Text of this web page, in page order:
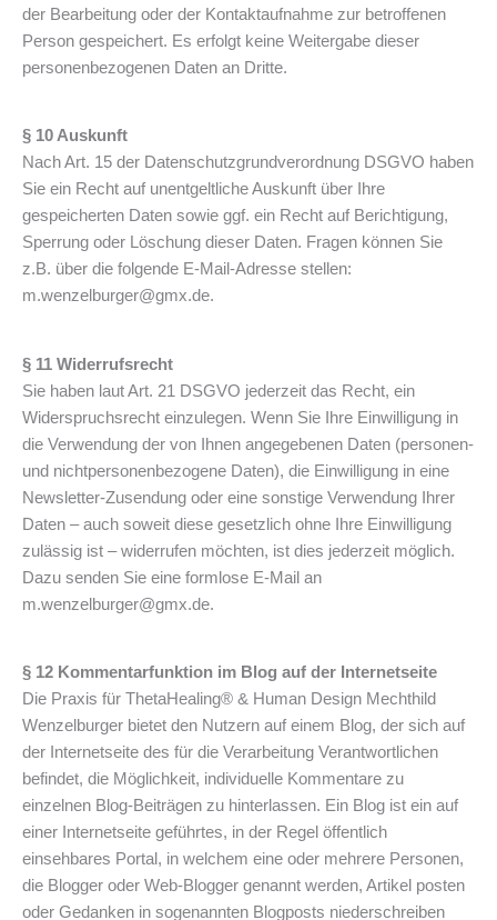
der Bearbeitung oder der Kontaktaufnahme zur betroffenen
Person gespeichert. Es erfolgt keine Weitergabe dieser
personenbezogenen Daten an Dritte.
§ 10 Auskunft
Nach Art. 15 der Datenschutzgrundverordnung DSGVO haben
Sie ein Recht auf unentgeltliche Auskunft über Ihre
gespeicherten Daten sowie ggf. ein Recht auf Berichtigung,
Sperrung oder Löschung dieser Daten. Fragen können Sie
z.B. über die folgende E-Mail-Adresse stellen:
m.wenzelburger@gmx.de.
§ 11 Widerrufsrecht
Sie haben laut Art. 21 DSGVO jederzeit das Recht, ein
Widerspruchsrecht einzulegen. Wenn Sie Ihre Einwilligung in
die Verwendung der von Ihnen angegebenen Daten (personen-
und nichtpersonenbezogene Daten), die Einwilligung in eine
Newsletter-Zusendung oder eine sonstige Verwendung Ihrer
Daten – auch soweit diese gesetzlich ohne Ihre Einwilligung
zulässig ist – widerrufen möchten, ist dies jederzeit möglich.
Dazu senden Sie eine formlose E-Mail an
m.wenzelburger@gmx.de.
§ 12 Kommentarfunktion im Blog auf der Internetseite
Die Praxis für ThetaHealing® & Human Design Mechthild
Wenzelburger bietet den Nutzern auf einem Blog, der sich auf
der Internetseite des für die Verarbeitung Verantwortlichen
befindet, die Möglichkeit, individuelle Kommentare zu
einzelnen Blog-Beiträgen zu hinterlassen. Ein Blog ist ein auf
einer Internetseite geführtes, in der Regel öffentlich
einsehbares Portal, in welchem eine oder mehrere Personen,
die Blogger oder Web-Blogger genannt werden, Artikel posten
oder Gedanken in sogenannten Blogposts niederschreiben